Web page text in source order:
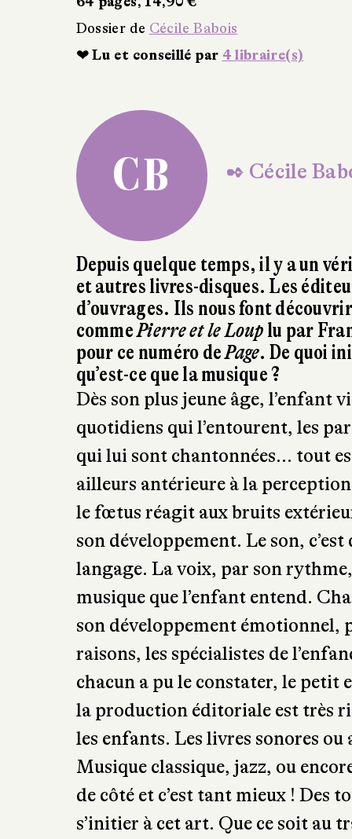
07/08/2026
0 €
Dossier deCécile Babois
CB
Depuis quelque temps, il y a un
et autres livres-disques. Les
d’ouvrages. Ils nous font
comme Pierre et le Louplu par
pour ce numéro dePage. De quoi
qu’est-ce que la musique ?
Dès son plus jeune âge, l’enfant
quotidiens qui l’entourent, les
qui lui sont chantonnées… tout
ailleurs antérieure à la
le fœtus réagit aux bruits
son développement. Le son,
langage. La voix, par son
musique que l’enfant entend.
son développement émotionnel,
raisons, les spécialistes de
chacun a pu le constater, le petit
la production éditoriale est très
les enfants. Les livres sonores
Musique classique, jazz, ou
de côté et c’est tant mieux ! Des